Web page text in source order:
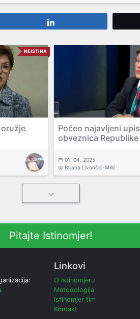
NEISTINA
Počeo najavljeni
obveznica
01. 04. 2025
Biljana Livančić-Milić
Pitajte Istinomjer!
Linkovi
O Istinomjeru
Metodologija
Istinomjer tim
Kontakt